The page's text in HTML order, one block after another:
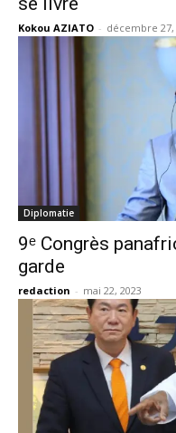
Kokou AZIATO - décembre 27,
Diplomatie
9ᵉ Congrès
garde
redaction - mai 22, 2023